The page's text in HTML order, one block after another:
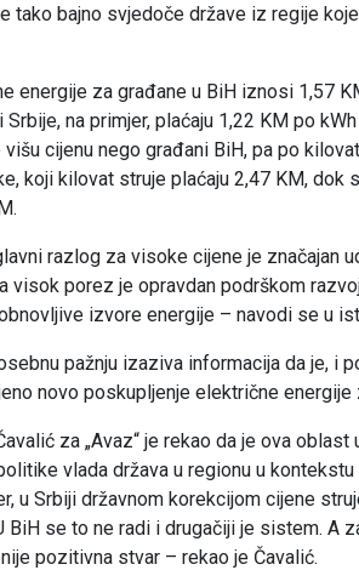
tako bajno svjedoče države iz regije
energije za građane u BiH iznosi 1,57
na primjer, plaćaju 1,22 KM po
višu cijenu nego građani BiH, pa po
koji kilovat struje plaćaju 2,47 KM, dok
razlog za visoke cijene je značajan
visok porez je opravdan podrškom
izvore energije – navodi se u
pažnju izaziva informacija da je, i
novo poskupljenje električne energije
za „Avaz“ je rekao da je ova
vlada država u regionu u
u Srbiji državnom korekcijom cijene
BiH se to ne radi i drugačiji je sistem. A
pozitivna stvar – rekao je Čavalić.